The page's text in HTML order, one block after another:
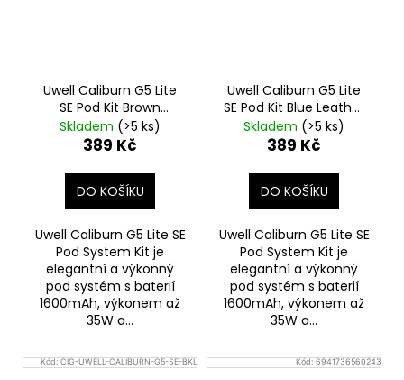
Uwell Caliburn G5 Lite
SE Pod Kit Brown
LeatherElektronická
cigareta 1600mAh
Skladem (>5 ks)
389 Kč
DO KOŠÍKU
Uwell Caliburn G5 Lite SE
Pod System Kit je
elegantní a výkonný
pod systém s baterií
1600mAh, výkonem až
35W a...
Uwell Caliburn G5 Lite
SE Pod Kit Blue Leather
Elektronická cigareta
1600mAh
Skladem (>5 ks)
389 Kč
DO KOŠÍKU
Uwell Caliburn G5 Lite SE
Pod System Kit je
elegantní a výkonný
pod systém s baterií
1600mAh, výkonem až
35W a...
Kód:CIG-UWELL-CALIBURN-G5-SE-BKL Kód:6941736560243